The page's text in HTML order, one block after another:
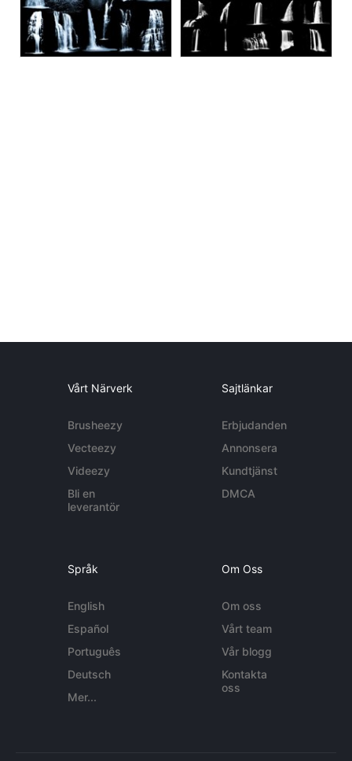
Vårt Närverk
Brusheezy
Vecteezy
Videezy
Bli en
leverantör
Sajtlänkar
Erbjudanden
Annonsera
Kundtjänst
DMCA
Språk
English
Español
Português
Deutsch
Mer...
Om Oss
Om oss
Vårt team
Vår blogg
Kontakta
oss